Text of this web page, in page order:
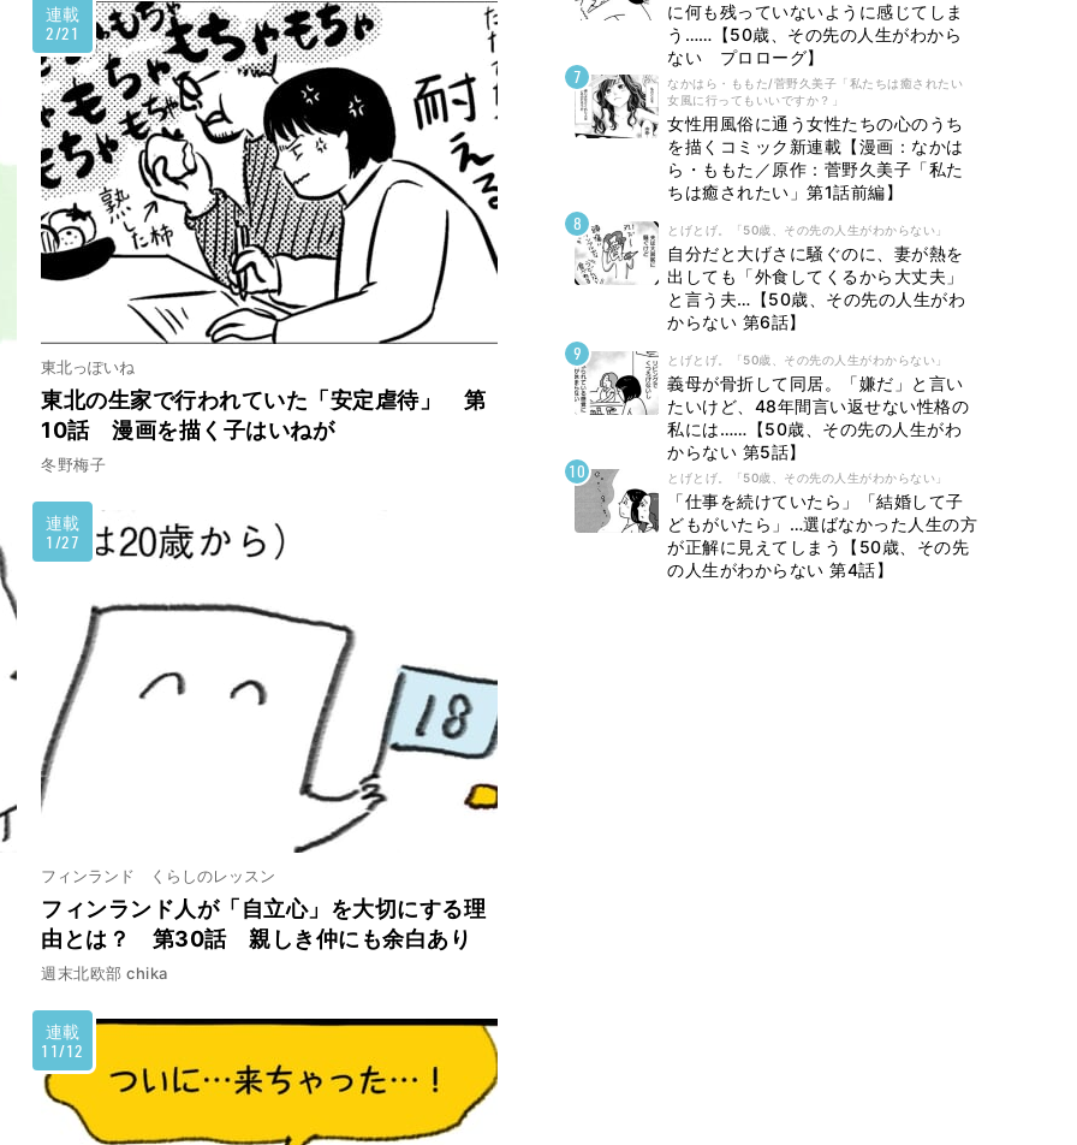
連載
2/21
東北っぽいね
東北の生家で行われていた「安定虐待」 第
10話 漫画を描く子はいねが
冬野梅子
連載
1/27
フィンランド くらしのレッスン
フィンランド人が「自立心」を大切にする理
由とは？ 第30話 親しき仲にも余白あり
週末北欧部 chika
連載
11/12
に何も残っていないように感じてしま
う……【50歳、その先の人生がわから
ない プロローグ】
なかはら・ももた/菅野久美子「私たちは癒されたい
女風に行ってもいいですか？」
女性用風俗に通う女性たちの心のうち
を描くコミック新連載【漫画：なかは
ら・ももた／原作：菅野久美子「私た
ちは癒されたい」第1話前編】
とげとげ。「50歳、その先の人生がわからない」
自分だと大げさに騒ぐのに、妻が熱を
出しても「外食してくるから大丈夫」
と言う夫…【50歳、その先の人生がわ
からない 第6話】
とげとげ。「50歳、その先の人生がわからない」
義母が骨折して同居。「嫌だ」と言い
たいけど、48年間言い返せない性格の
私には……【50歳、その先の人生がわ
からない 第5話】
とげとげ。「50歳、その先の人生がわからない」
「仕事を続けていたら」「結婚して子
どもがいたら」…選ばなかった人生の方
が正解に見えてしまう【50歳、その先
の人生がわからない 第4話】